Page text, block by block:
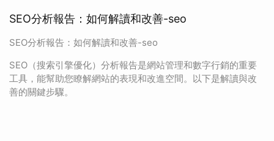
SEO分析報告：如何解讀和改善-seo
SEO分析報告：如何解讀和改善-seo
SEO（搜索引擎優化）分析報告是網站管理和數字行銷的重要
工具，能幫助您瞭解網站的表現和改進空間。以下是解讀與改
善的關鍵步驟。